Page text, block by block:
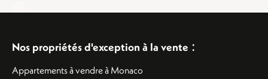
Nos propriétés d'exception à la vente :
Appartements à vendre à Monaco